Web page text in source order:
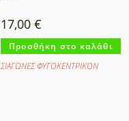
17,00€
Προσθήκη στο καλάθι
ΣΙΑΓΩΝΕΣ ΦΥΓΟΚΕΝΤΡΙΚΟΝ